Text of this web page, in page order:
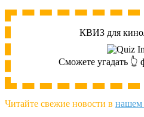
КВИЗ для
Сможете угадать 👆
Читайте свежие новости в нашем